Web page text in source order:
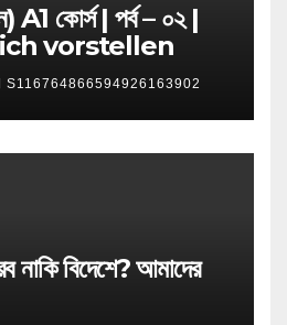
A1 কোর্স | পর্ব – ০২ |
l Sich vorstellen
S116764866594926163902
নাকি বিদেশে? আমাদের